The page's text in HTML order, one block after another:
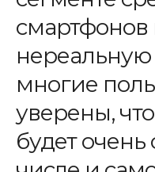
смартфонов
нереальную
многие
уверены,
будет